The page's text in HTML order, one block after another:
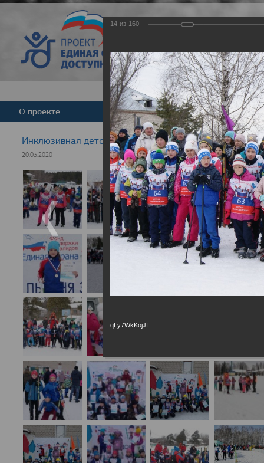
Версия для
О проекте Команда Новости
Инклюзивная детская гонка "Лыжня здоровья" 2020
20.03.2020
14 из 160
qLy7WkKojJI